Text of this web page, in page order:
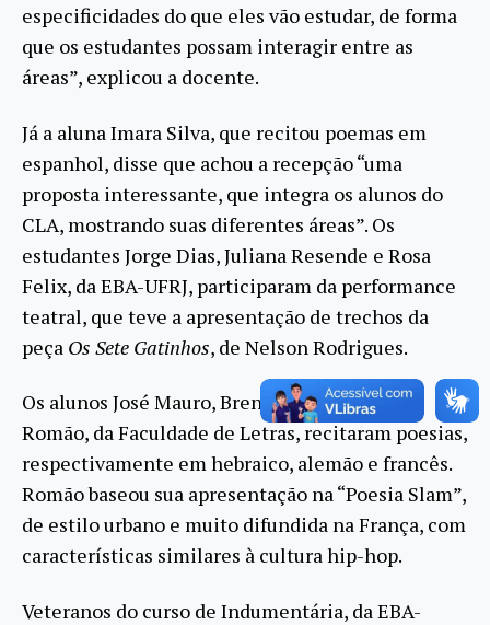
especificidades do que eles vão estudar, de forma
que os estudantes possam interagir entre as
áreas”, explicou a docente.
Já a aluna Imara Silva, que recitou poemas em
espanhol, disse que achou a recepção “uma
proposta interessante, que integra os alunos do
CLA, mostrando suas diferentes áreas”. Os
estudantes Jorge Dias, Juliana Resende e Rosa
Felix, da EBA-UFRJ, participaram da performance
teatral, que teve a apresentação de trechos da
peça Os Sete Gatinhos, de Nelson Rodrigues.
Os alunos José Mauro, Brenda da Silva e Yure
Romão, da Faculdade de Letras, recitaram poesias,
respectivamente em hebraico, alemão e francês.
Romão baseou sua apresentação na “Poesia Slam”,
de estilo urbano e muito difundida na França, com
características similares à cultura hip-hop.
Veteranos do curso de Indumentária, da EBA-